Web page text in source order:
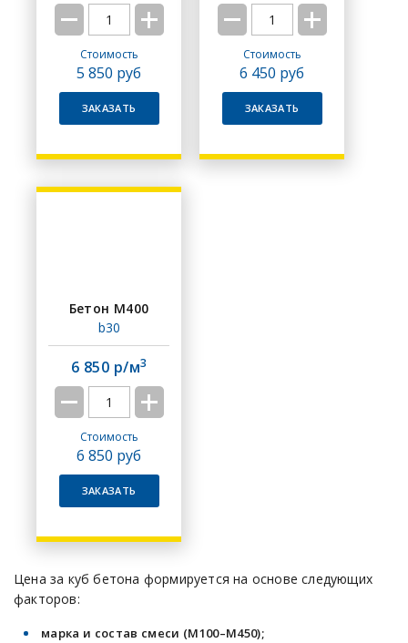
Стоимость
5 850 руб
ЗАКАЗАТЬ
Стоимость
6 450 руб
ЗАКАЗАТЬ
Бетон М400
b30
6 850 р/м3
Стоимость
6 850 руб
ЗАКАЗАТЬ
Цена за куб бетона формируется на основе следующих
факторов:
марка и состав смеси (М100–М450);